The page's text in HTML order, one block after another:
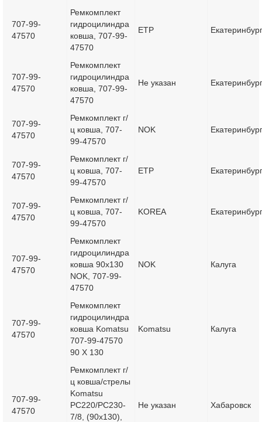
707-99-
47570
Ремкомплект
гидроцилиндра
ковша, 707-99-
47570
ETP Екатеринбург
707-99-
47570
Ремкомплект
гидроцилиндра
ковша, 707-99-
47570
Не указан Екатеринбург
707-99-
47570
Ремкомплект г/
ц ковша, 707-
99-47570
NOK Екатеринбург
707-99-
47570
Ремкомплект г/
ц ковша, 707-
99-47570
ETP Екатеринбург
707-99-
47570
Ремкомплект г/
ц ковша, 707-
99-47570
KOREA Екатеринбург
707-99-
47570
Ремкомплект
гидроцилиндра
ковша 90x130
NOK, 707-99-
47570
NOK Калуга
707-99-
47570
Ремкомплект
гидроцилиндра
ковша Komatsu
707-99-47570
90 Х 130
Komatsu Калуга
707-99-
47570
Ремкомплект г/
ц ковша/стрелы
Komatsu
PC220/PC230-
7/8, (90x130),
Не указан Хабаровск